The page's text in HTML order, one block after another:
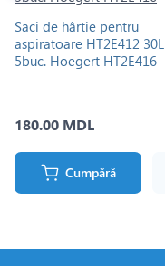
Saci de hârtie pentru
aspiratoare HT2E412 30L
5buc. Hoegert HT2E416
180.00 MDL
Cumpără